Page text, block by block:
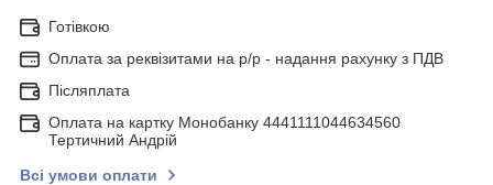
Готівкою
Оплата за реквізитами на р/р - надання рахунку з ПДВ
Післяплата
Оплата на картку Монобанку 4441111044634560
Тертичний Андрій
Всі умови оплати